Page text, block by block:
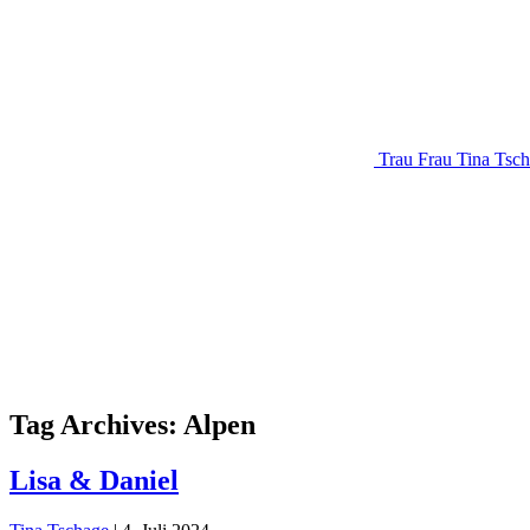
Trau Frau Tina
Tag Archives: Alpen
Lisa & Daniel